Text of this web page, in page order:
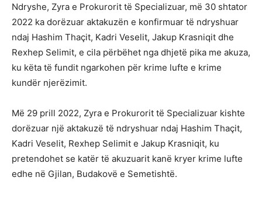
Ndryshe, Zyra e Prokurorit të Specializuar, më 30 shtator
2022 ka dorëzuar aktakuzën e konfirmuar të ndryshuar
ndaj Hashim Thaçit, Kadri Veselit, Jakup Krasniqit dhe
Rexhep Selimit, e cila përbëhet nga dhjetë pika me akuza,
ku këta të fundit ngarkohen për krime lufte e krime
kundër njerëzimit.
Më 29 prill 2022, Zyra e Prokurorit të Specializuar kishte
dorëzuar një aktakuzë të ndryshuar ndaj Hashim Thaçit,
Kadri Veselit, Rexhep Selimit e Jakup Krasniqit, ku
pretendohet se katër të akuzuarit kanë kryer krime lufte
edhe në Gjilan, Budakovë e Semetishtë.